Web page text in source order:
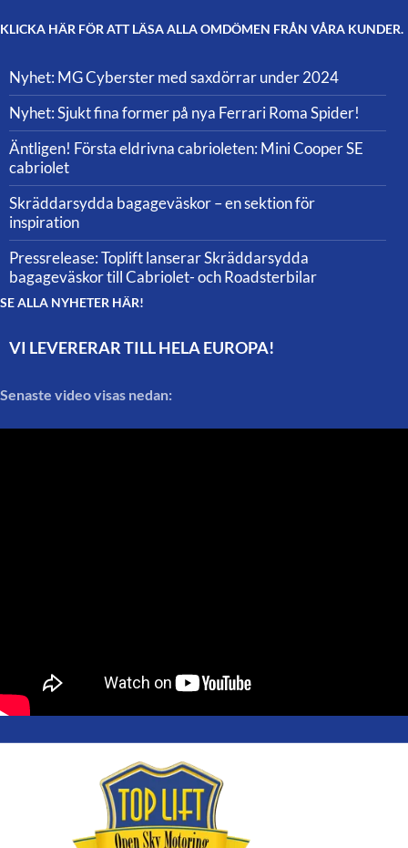
KLICKA HÄR FÖR ATT LÄSA ALLA OMDÖMEN FRÅN VÅRA KUNDER.
Nyhet: MG Cyberster med saxdörrar under 2024
Nyhet: Sjukt fina former på nya Ferrari Roma Spider!
Äntligen! Första eldrivna cabrioleten: Mini Cooper SE
cabriolet
Skräddarsydda bagageväskor – en sektion för
inspiration
Pressrelease: Toplift lanserar Skräddarsydda
bagageväskor till Cabriolet- och Roadsterbilar
SE ALLA NYHETER HÄR!
VI LEVERERAR TILL HELA EUROPA!
Senaste video visas nedan: